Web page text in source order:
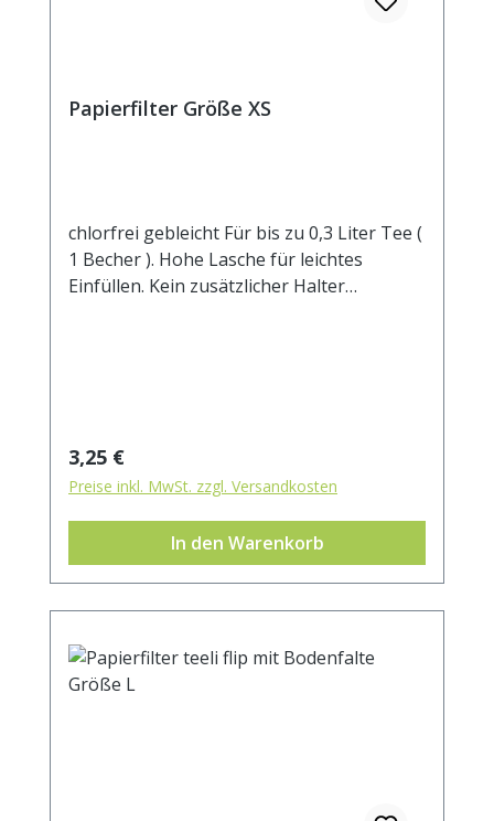
Papierfilter Größe XS
chlorfrei gebleicht Für bis zu 0,3 Liter Tee (
1 Becher ). Hohe Lasche für leichtes
Einfüllen. Kein zusätzlicher Halter
Regulärer Preis:
3,25 €
Preise inkl. MwSt. zzgl. Versandkosten
In den Warenkorb